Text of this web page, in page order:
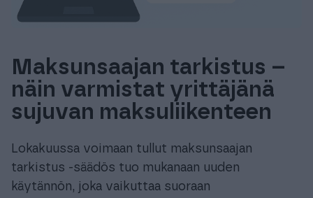
Maksunsaajan tarkistus –
näin varmistat yrittäjänä
sujuvan maksuliikenteen
Lokakuussa voimaan tullut maksunsaajan
tarkistus -säädös tuo mukanaan uuden
käytännön, joka vaikuttaa suoraan